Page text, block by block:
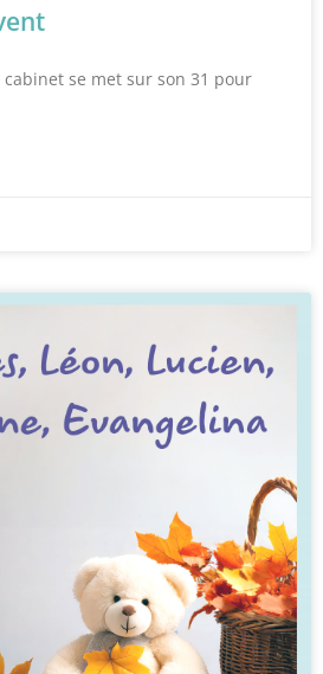
cabinet se met sur son 31 pour